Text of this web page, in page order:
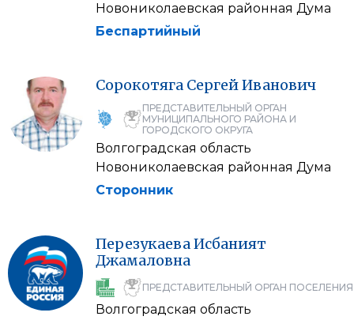
Новониколаевская районная Дума
Беспартийный
Сорокотяга СергейИванович
ПРЕДСТАВИТЕЛЬНЫЙ ОРГАН
МУНИЦИПАЛЬНОГО РАЙОНА И
ГОРОДСКОГО ОКРУГА
Волгоградская область
Новониколаевская районная Дума
Сторонник
ПерезукаеваИсбаният
Джамаловна
ПРЕДСТАВИТЕЛЬНЫЙ ОРГАН ПОСЕЛЕНИЯ
Волгоградская область